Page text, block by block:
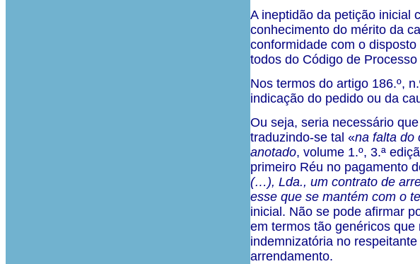
A ineptidão da petição inicial
conhecimento do mérito da
conformidade com o disposto
todos do Código de Processo
Nos termos do artigo 186.º,
indicação do pedido ou da
Ou seja, seria necessário
traduzindo-se tal «na falta do
anotado, volume 1.º, 3.ª
primeiro Réu no pagamento
(…), Lda., um contrato de
esse que se mantém com o
inicial. Não se pode afirmar
em termos tão genéricos
indemnizatória no
arrendamento.